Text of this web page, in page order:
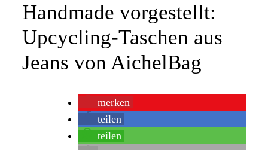
Handmade vorgestellt:
Upcycling-Taschen aus
Jeans von AichelBag
merken
teilen
teilen